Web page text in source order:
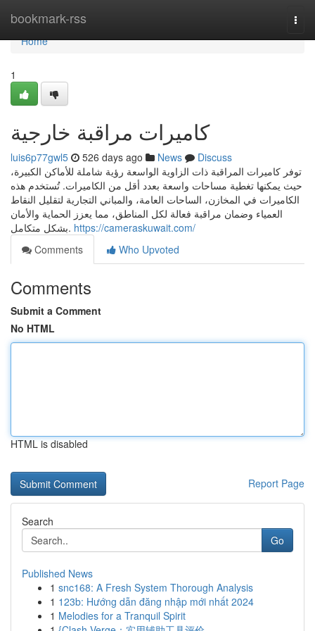
bookmark-rss
Home
Home
1
كاميرات مراقبة خارجية
luis6p77gwl5 526 days ago News
Discuss
توفر كاميرات المراقبة ذات الزاوية الواسعة رؤية شاملة للأماكن الكبيرة،
حيث يمكنها تغطية مساحات واسعة بعدد أقل من الكاميرات. تُستخدم هذه
الكاميرات في المخازن، الساحات العامة، والمباني التجارية لتقليل النقاط
العمياء وضمان مراقبة فعالة لكل المناطق، مما يعزز الحماية والأمان
بشكل متكامل. https://cameraskuwait.com/
Comments
Who Upvoted
Comments
Submit a Comment
No HTML
HTML is disabled
Report Page
Search
Go
Published News
1 snc168: A Fresh System Thorough Analysis
1 123b: Hướng dẫn đăng nhập mới nhất 2024
1 Melodies for a Tranquil Spirit